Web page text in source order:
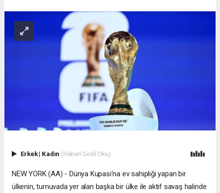
Erkek| Kadın (Haberi Sesli Oku)
NEW YORK (AA) - Dünya Kupası'na ev sahipliği yapan bir
ülkenin, turnuvada yer alan başka bir ülke ile aktif savaş halinde